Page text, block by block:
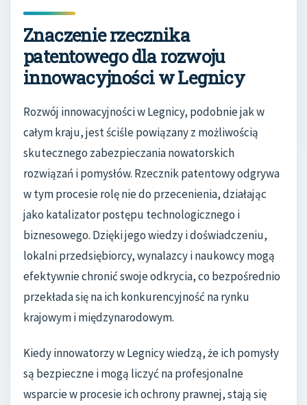
Znaczenie rzecznika
patentowego dla rozwoju
innowacyjności w Legnicy
Rozwój innowacyjności w Legnicy, podobnie jak w
całym kraju, jest ściśle powiązany z możliwością
skutecznego zabezpieczania nowatorskich
rozwiązań i pomysłów. Rzecznik patentowy odgrywa
w tym procesie rolę nie do przecenienia, działając
jako katalizator postępu technologicznego i
biznesowego. Dzięki jego wiedzy i doświadczeniu,
lokalni przedsiębiorcy, wynalazcy i naukowcy mogą
efektywnie chronić swoje odkrycia, co bezpośrednio
przekłada się na ich konkurencyjność na rynku
krajowym i międzynarodowym.
Kiedy innowatorzy w Legnicy wiedzą, że ich pomysły
są bezpieczne i mogą liczyć na profesjonalne
wsparcie w procesie ich ochrony prawnej, stają się